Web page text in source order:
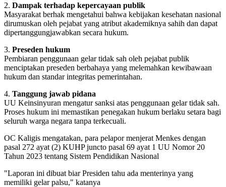
2. Dampak terhadap kepercayaan publik
Masyarakat berhak mengetahui bahwa kebijakan kesehatan nasional
dirumuskan oleh pejabat yang atribut akademiknya sahih dan dapat
dipertanggungjawabkan secara hukum.
3. Preseden hukum
Pembiaran penggunaan gelar tidak sah oleh pejabat publik
menciptakan preseden berbahaya yang melemahkan kewibawaan
hukum dan standar integritas pemerintahan.
4. Tanggung jawab pidana
UU Keinsinyuran mengatur sanksi atas penggunaan gelar tidak sah.
Proses hukum ini memastikan penegakan hukum berlaku setara bagi
seluruh warga negara tanpa terkecuali.
OC Kaligis mengatakan, para pelapor menjerat Menkes dengan
pasal 272 ayat (2) KUHP juncto pasal 69 ayat 1 UU Nomor 20
Tahun 2023 tentang Sistem Pendidikan Nasional
"Laporan ini dibuat biar Presiden tahu ada menterinya yang
memiliki gelar palsu," katanya